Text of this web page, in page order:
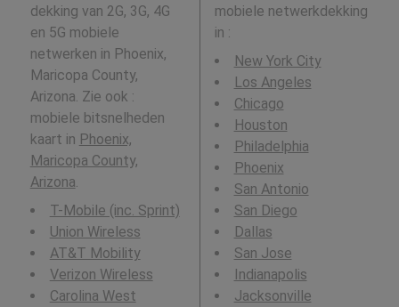
dekking van 2G, 3G, 4G
en 5G mobiele
netwerken in Phoenix,
Maricopa County,
Arizona. Zie ook :
mobiele bitsnelheden
kaart in Phoenix,
Maricopa County,
Arizona.
T-Mobile (inc. Sprint)
Union Wireless
AT&T Mobility
Verizon Wireless
Carolina West
mobiele netwerkdekking
in :
New York City
Los Angeles
Chicago
Houston
Philadelphia
Phoenix
San Antonio
San Diego
Dallas
San Jose
Indianapolis
Jacksonville